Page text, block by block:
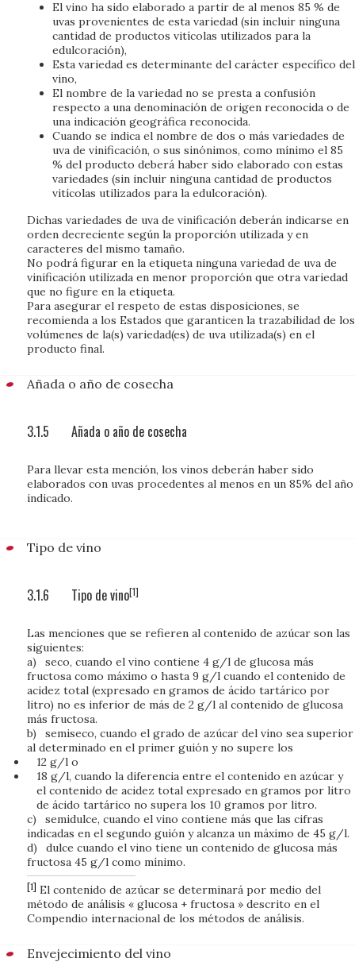
El vino ha sido elaborado a partir de al menos 85 % de
uvas provenientes de esta variedad (sin incluir ninguna
cantidad de productos vitícolas utilizados para la
edulcoración),
Esta variedad es determinante del carácter específico del
vino,
El nombre de la variedad no se presta a confusión
respecto a una denominación de origen reconocida o de
una indicación geográfica reconocida.
Cuando se indica el nombre de dos o más variedades de
uva de vinificación, o sus sinónimos, como mínimo el 85
% del producto deberá haber sido elaborado con estas
variedades (sin incluir ninguna cantidad de productos
vitícolas utilizados para la edulcoración).
Dichas variedades de uva de vinificación deberán indicarse en
orden decreciente según la proporción utilizada y en
caracteres del mismo tamaño.
No podrá figurar en la etiqueta ninguna variedad de uva de
vinificación utilizada en menor proporción que otra variedad
que no figure en la etiqueta.
Para asegurar el respeto de estas disposiciones, se
recomienda a los Estados que garanticen la trazabilidad de los
volúmenes de la(s) variedad(es) de uva utilizada(s) en el
producto final.
Añada o año de cosecha
3.1.5 Añada o año de cosecha
Para llevar esta mención, los vinos deberán haber sido
elaborados con uvas procedentes al menos en un 85% del año
indicado.
Tipo de vino
3.1.6 Tipo de vino[1]
Las menciones que se refieren al contenido de azúcar son las
siguientes:
a)
seco, cuando el vino contiene 4 g/l de glucosa más
fructosa como máximo o hasta 9 g/l cuando el contenido de
acidez total (expresado en gramos de ácido tartárico por
litro) no es inferior de más de 2 g/l al contenido de glucosa
más fructosa.
b)
semiseco, cuando el grado de azúcar del vino sea superior
al determinado en el primer guión y no supere los
12 g/l o
18 g/l, cuando la diferencia entre el contenido en azúcar y
el contenido de acidez total expresado en gramos por litro
de ácido tartárico no supera los 10 gramos por litro.
c)
semidulce, cuando el vino contiene más que las cifras
indicadas en el segundo guión y alcanza un máximo de 45 g/l.
d)
dulce cuando el vino tiene un contenido de glucosa más
fructosa 45 g/l como mínimo.
[1] El contenido de azúcar se determinará por medio del
método de análisis « glucosa + fructosa » descrito en el
Compendio internacional de los métodos de análisis.
Envejecimiento del vino